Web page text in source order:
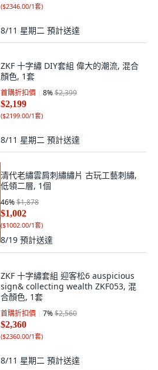
($2346.00/1套)
8/11 星期二 預計送達
ZKF 十字繡 DIY套組 偉大的潮流, 混合
顏色, 1套
首購折扣價 8%$2,399
$2,199
($2199.00/1套)
8/11 星期二 預計送達
清代老繡雲肩刺繡繡片 古玩工藝刺繡,
低領二層, 1個
46%$1,878
$1,002
($1002.00/1套)
8/19 預計送達
ZKF 十字繡套組 迎客松6 auspicious
sign& collecting wealth ZKF053, 混
合顏色, 1套
首購折扣價 7%$2,560
$2,360
($2360.00/1套)
8/11 星期二 預計送達